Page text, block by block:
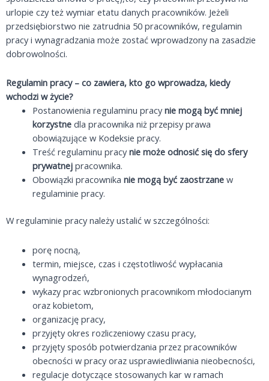
urlopie czy też wymiar etatu danych pracowników. Jeżeli
przedsiębiorstwo nie zatrudnia 50 pracowników, regulamin
pracy i wynagradzania może zostać wprowadzony na zasadzie
dobrowolności.
Regulamin pracy – co zawiera, kto go wprowadza, kiedy
wchodzi w życie?
Postanowienia regulaminu pracynie mogą być mniej
korzystnedla pracownika niż przepisy prawa
obowiązujące w Kodeksie pracy.
Treść regulaminu pracynie może odnosić się do sfery
prywatnejpracownika.
Obowiązki pracownika nie mogą być zaostrzanew
regulaminie pracy.
W regulaminie pracy należy ustalić w szczególności:
porę nocną,
termin, miejsce, czas i częstotliwość wypłacania
wynagrodzeń,
wykazy prac wzbronionych pracownikom młodocianym
oraz kobietom,
organizację pracy,
przyjęty okres rozliczeniowy czasu pracy,
przyjęty sposób potwierdzania przez pracowników
obecności w pracy oraz usprawiedliwiania nieobecności,
regulacje dotyczące stosowanych kar w ramach